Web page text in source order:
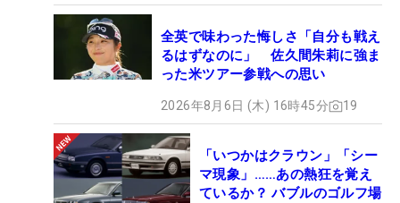
全英で味わった悔しさ「自分も戦え
るはずなのに」 佐久間朱莉に強ま
った米ツアー参戦への思い
2026年8月6日 (木) 16時45分 19
「いつかはクラウン」「シー
マ現象」……あの熱狂を覚え
ているか？ バブルのゴルフ場